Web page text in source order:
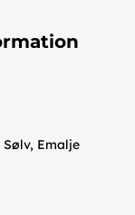
Emalje